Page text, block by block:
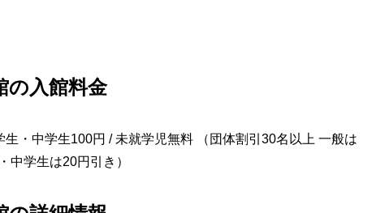
の入館料金
・中学生100円 / 未就学児無料 （団体割引30名以上 一般は
中学生は20円引き）